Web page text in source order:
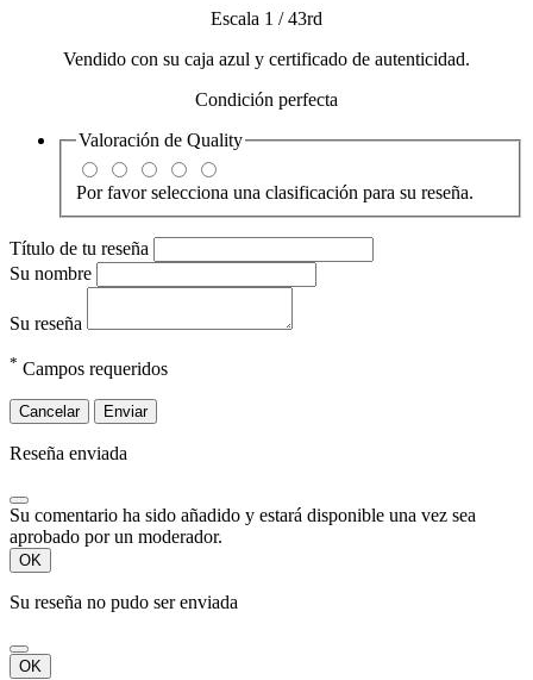
Escala 1 / 43rd
Vendido con su caja azul y certificado de autenticidad.
Condición perfecta
Valoración de Quality
Por favor selecciona una clasificación para su reseña.
Título de tu reseña
Su nombre
Su reseña
* Campos requeridos
Cancelar Enviar
Reseña enviada
Su comentario ha sido añadido y estará disponible una vez sea
aprobado por un moderador.
OK
Su reseña no pudo ser enviada
OK